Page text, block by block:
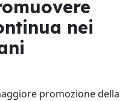
nei
promozione della